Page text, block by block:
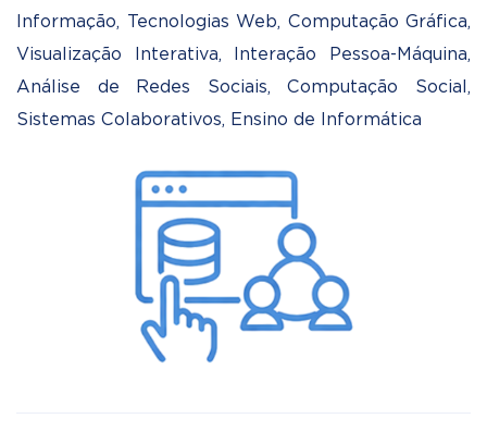
Informação, Tecnologias Web, Computação Gráfica,
Visualização Interativa, Interação Pessoa-Máquina,
Análise de Redes Sociais, Computação Social,
Sistemas Colaborativos, Ensino de Informática